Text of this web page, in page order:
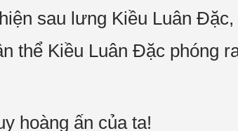
sau lưng Kiều Luân Đặc,
thể Kiều Luân Đặc phóng
hoàng ấn của ta!